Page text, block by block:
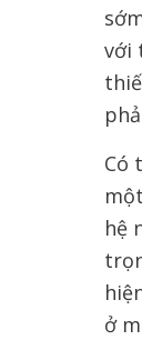
với
Có
hệ
ở